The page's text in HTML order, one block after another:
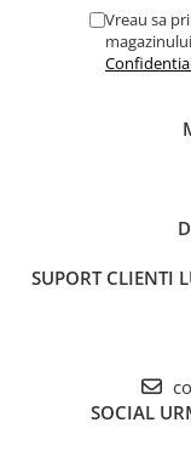
Vreau sa
SUPORT CLIENTI
SOCIAL